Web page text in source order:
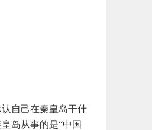
自己在秦皇岛干什
岛从事的是“中国